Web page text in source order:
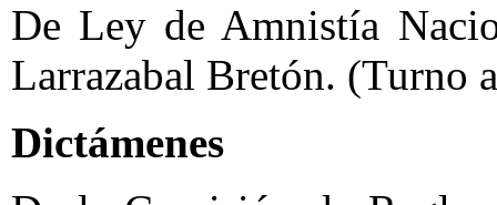
De Ley de Amnistía
Larrazabal Bretón. (Turno
Dictámenes